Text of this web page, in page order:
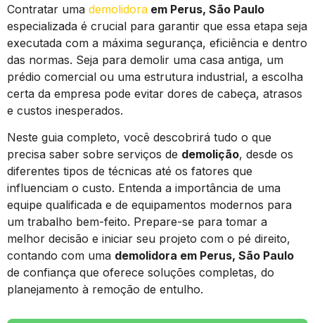
Contratar uma demolidora em Perus, São Paulo
especializada é crucial para garantir que essa etapa seja
executada com a máxima segurança, eficiência e dentro
das normas. Seja para demolir uma casa antiga, um
prédio comercial ou uma estrutura industrial, a escolha
certa da empresa pode evitar dores de cabeça, atrasos
e custos inesperados.
Neste guia completo, você descobrirá tudo o que
precisa saber sobre serviços de demolição, desde os
diferentes tipos de técnicas até os fatores que
influenciam o custo. Entenda a importância de uma
equipe qualificada e de equipamentos modernos para
um trabalho bem-feito. Prepare-se para tomar a
melhor decisão e iniciar seu projeto com o pé direito,
contando com uma demolidora em Perus, São Paulo
de confiança que oferece soluções completas, do
planejamento à remoção de entulho.